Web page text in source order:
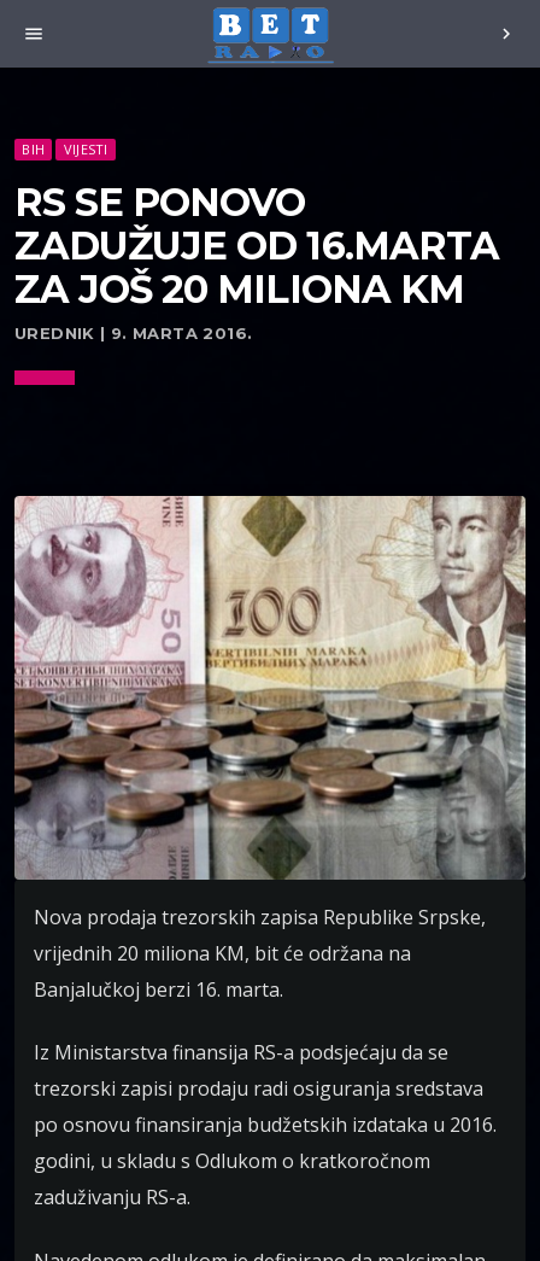
menu chevron_right
BIH VIJESTI
RS SE PONOVO
ZADUŽUJE OD 16.MARTA
ZA JOŠ 20 MILIONA KM
UREDNIK | 9. MARTA 2016.
Nova prodaja trezorskih zapisa Republike Srpske,
vrijednih 20 miliona KM, bit će održana na
Banjalučkoj berzi 16. marta.
Iz Ministarstva finansija RS-a podsjećaju da se
trezorski zapisi prodaju radi osiguranja sredstava
po osnovu finansiranja budžetskih izdataka u 2016.
godini, u skladu s Odlukom o kratkoročnom
zaduživanju RS-a.